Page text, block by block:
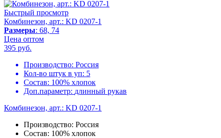
Быстрый просмотр
Комбинезон, арт.: KD 0207-1
Размеры: 68, 74
Цена оптом
395 руб.
Производство: Россия
Кол-во штук в уп: 5
Состав: 100% хлопок
Доп.параметр: длинный рукав
Комбинезон, арт.: KD 0207-1
Производство: Россия
Состав: 100% хлопок